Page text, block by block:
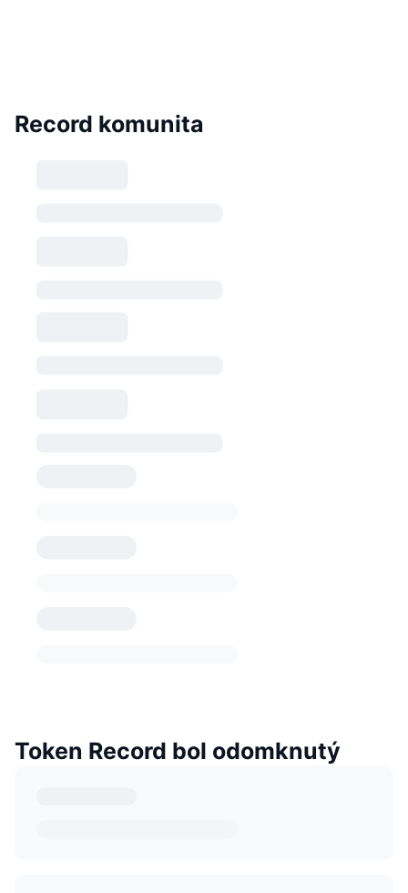
Record komunita
Token Record bol odomknutý